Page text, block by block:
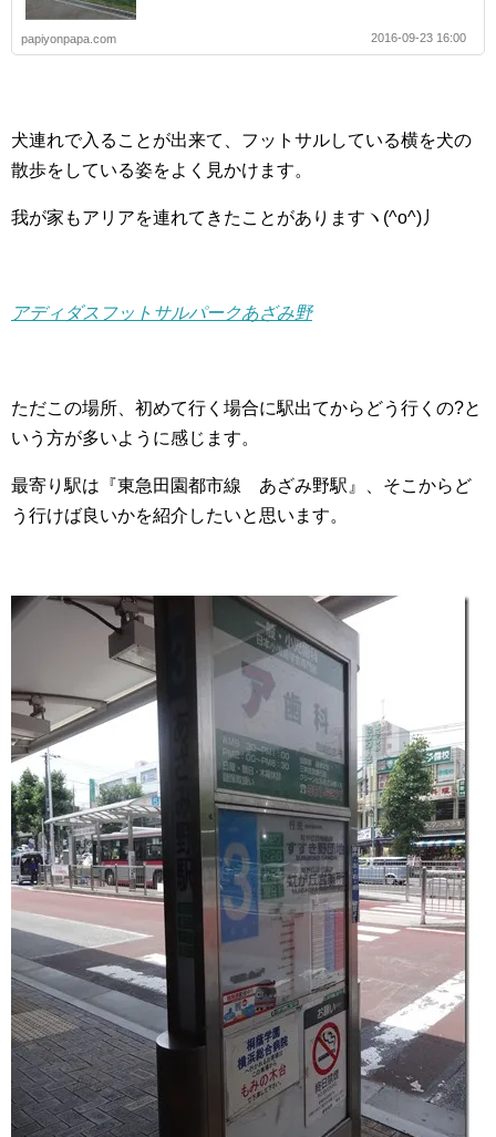
papiyonpapa.com 2016-09-23 16:00
犬連れで入ることが出来て、フットサルしている横を犬の
散歩をしている姿をよく見かけます。
我が家もアリアを連れてきたことがありますヽ(^o^)丿
アディダスフットサルパークあざみ野
ただこの場所、初めて行く場合に駅出てからどう行くの?と
いう方が多いように感じます。
最寄り駅は『東急田園都市線 あざみ野駅』、そこからど
う行けば良いかを紹介したいと思います。